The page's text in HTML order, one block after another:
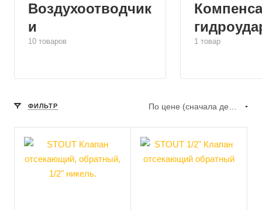
Воздухоотводчик
и
10 товаров 1 товар
ФИЛЬТР